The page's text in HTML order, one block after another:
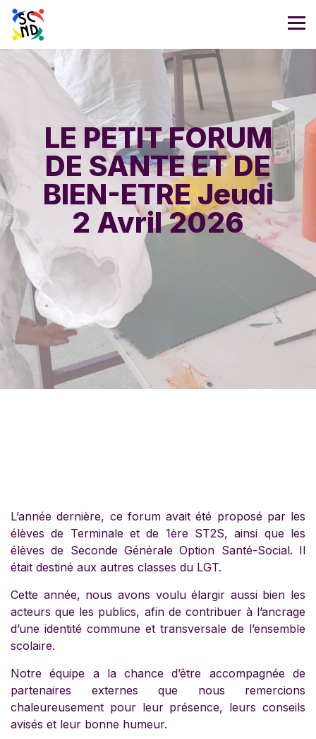
LE PETIT FORUM
DE SANTE ET DE
BIEN-ETRE Jeudi
2 Avril 2026
L’année dernière, ce forum avait été proposé par les
élèves de Terminale et de 1ère ST2S, ainsi que les
élèves de Seconde Générale Option Santé-Social. Il
était destiné aux autres classes du LGT.
Cette année, nous avons voulu élargir aussi bien les
acteurs que les publics, afin de contribuer à l’ancrage
d’une identité commune et transversale de l’ensemble
scolaire.
Notre équipe a la chance d’être accompagnée de
partenaires externes que nous remercions
chaleureusement pour leur présence, leurs conseils
avisés et leur bonne humeur.